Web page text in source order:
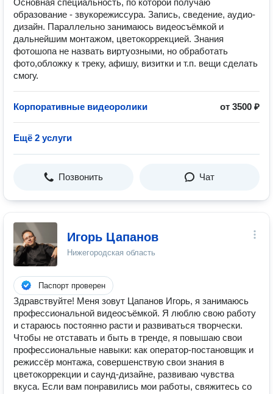
Основная специальность, по которой получаю
образование - звукорежиссура. Запись, сведение, аудио-
дизайн. Параллельно занимаюсь видеосъёмкой и
дальнейшим монтажом, цветокоррекцией. Знания
фотошопа не назвать виртуозными, но обработать
фото,обложку к треку, афишу, визитки и т.п. вещи сделать
смогу.
Корпоративные видеоролики от 3500 ₽
Ещё 2 услуги
Позвонить Чат
Игорь Цапанов
Нижегородская область
Паспорт проверен
Здравствуйте! Меня зовут Цапанов Игорь, я занимаюсь
профессиональной видеосъёмкой. Я люблю свою работу
и стараюсь постоянно расти и развиваться творчески.
Чтобы не отставать и быть в тренде, я повышаю свои
профессиональные навыки: как оператор-постановщик и
режиссёр монтажа, совершенствую свои знания в
цветокоррекции и саунд-дизайне, развиваю чувства
вкуса. Если вам понравились мои работы, свяжитесь со